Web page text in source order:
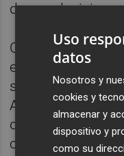
de sus
Chong ha
eventos de
sido elogiados
Además, ha
diseñadores
colecciones
Uso
datos
Nosotros y
cookies y
almacenar y
dispositivo y
como su